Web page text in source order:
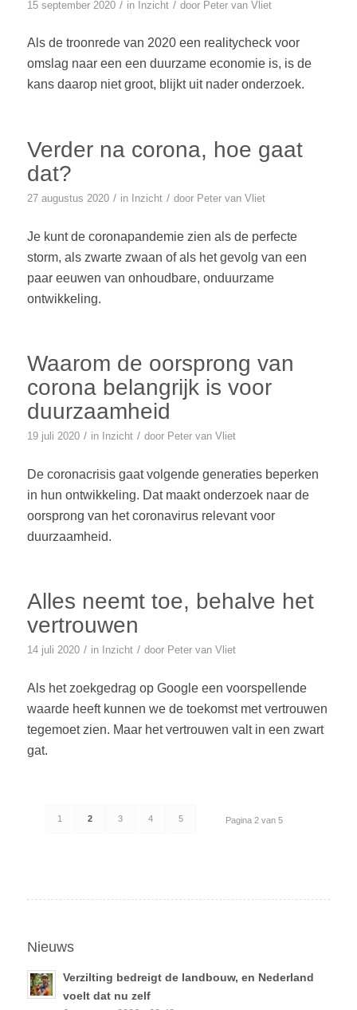
15 september 2020 / in Inzicht / door Peter van Vliet
Als de troonrede van 2020 een realitycheck voor
omslag naar een een duurzame economie is, is de
kans daarop niet groot, blijkt uit nader onderzoek.
Verder na corona, hoe gaat
dat?
27 augustus 2020 / in Inzicht / door Peter van Vliet
Je kunt de coronapandemie zien als de perfecte
storm, als zwarte zwaan of als het gevolg van een
paar eeuwen van onhoudbare, onduurzame
ontwikkeling.
Waarom de oorsprong van
corona belangrijk is voor
duurzaamheid
19 juli 2020 / in Inzicht / door Peter van Vliet
De coronacrisis gaat volgende generaties beperken
in hun ontwikkeling. Dat maakt onderzoek naar de
oorsprong van het coronavirus relevant voor
duurzaamheid.
Alles neemt toe, behalve het
vertrouwen
14 juli 2020 / in Inzicht / door Peter van Vliet
Als het zoekgedrag op Google een voorspellende
waarde heeft kunnen we de toekomst met vertrouwen
tegemoet zien. Maar het vertrouwen valt in een zwart
gat.
Pagina 2 van 5
1 2 3 4 5
Nieuws
Verzilting bedreigt de landbouw, en Nederland
voelt dat nu zelf